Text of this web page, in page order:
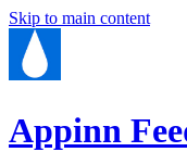
Skip to main content
Appinn